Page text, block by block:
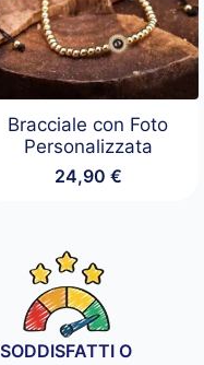
Bracciale con Foto
Personalizzata
24,90 €
SODDISFATTI O